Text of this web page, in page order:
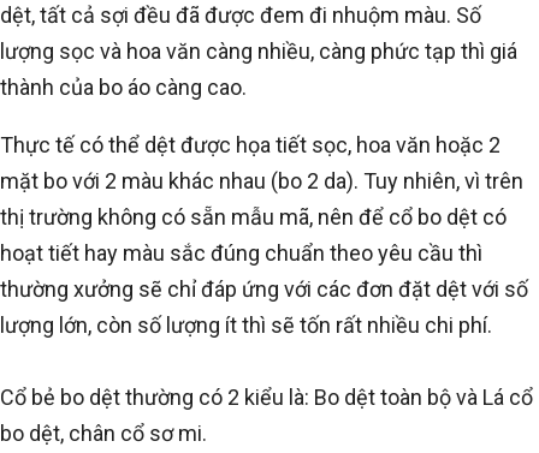
dệt, tất cả sợi đều đã được đem đi nhuộm màu. Số
lượng sọc và hoa văn càng nhiều, càng phức tạp thì giá
thành của bo áo càng cao.
Thực tế có thể dệt được họa tiết sọc, hoa văn hoặc 2
mặt bo với 2 màu khác nhau (bo 2 da). Tuy nhiên, vì trên
thị trường không có sẵn mẫu mã, nên để cổ bo dệt có
hoạt tiết hay màu sắc đúng chuẩn theo yêu cầu thì
thường xưởng sẽ chỉ đáp ứng với các đơn đặt dệt với số
lượng lớn, còn số lượng ít thì sẽ tốn rất nhiều chi phí.
Cổ bẻ bo dệt thường có 2 kiểu là: Bo dệt toàn bộ và Lá cổ
bo dệt, chân cổ sơ mi.